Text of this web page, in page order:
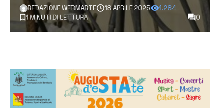
REDAZIONE WEBMARTE 18 APRILE 2025
1.284
1 MINUTI DI LETTURA
0